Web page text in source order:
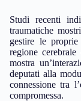
Studi recenti
traumatiche
gestire le
regione
mostra
deputati alla
connessione tra
compromessa.